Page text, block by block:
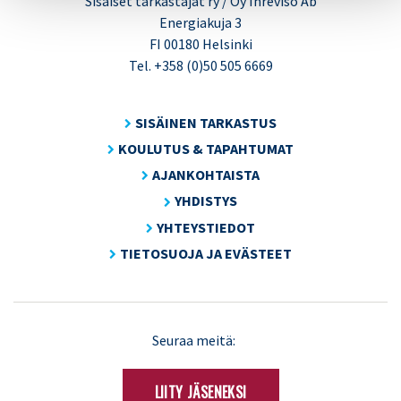
Energiakuja 3
FI 00180 Helsinki
Tel. +358 (0)50 505 6669
SISÄINEN TARKASTUS
KOULUTUS & TAPAHTUMAT
AJANKOHTAISTA
YHDISTYS
YHTEYSTIEDOT
TIETOSUOJA JA EVÄSTEET
Seuraa meitä:
LIITY JÄSENEKSI